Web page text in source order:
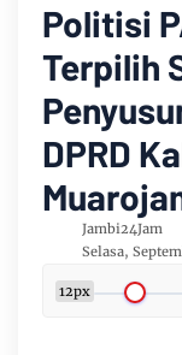
Politisi
Terpilih
DPRD
Jambi24Jam
Selasa,
12px